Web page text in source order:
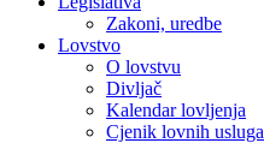
Zakoni, uredbe
Lovstvo
O lovstvu
Divljač
Kalendar lovljenja
Cjenik lovnih usluga